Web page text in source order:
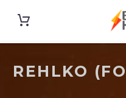
REHLKO